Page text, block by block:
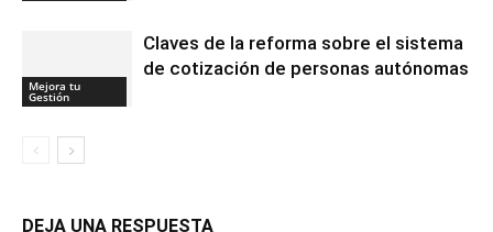
Mejora tu
Gestión
Claves de la reforma sobre el sistema
de cotización de personas autónomas
DEJA UNA RESPUESTA